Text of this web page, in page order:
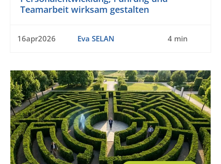
Teamarbeit wirksam gestalten
16apr2026 Eva SELAN 4 min